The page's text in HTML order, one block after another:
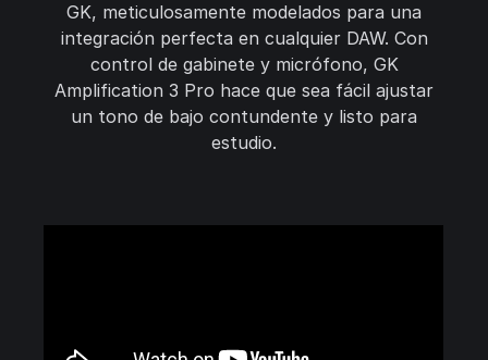
GK, meticulosamente modelados para una
integración perfecta en cualquier DAW. Con
control de gabinete y micrófono, GK
Amplification 3 Pro hace que sea fácil ajustar
un tono de bajo contundente y listo para
estudio.